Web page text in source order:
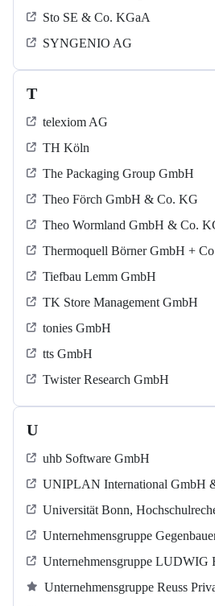
Sto SE & Co. KGaA
SYNGENIO AG
T
telexiom AG
TH Köln
The Packaging Group GmbH
Theo Förch GmbH & Co. KG
Theo Wormland GmbH & Co.
Thermoquell Börner GmbH +
Tiefbau Lemm GmbH
TK Store Management GmbH
tonies GmbH
tts GmbH
Twister Research GmbH
U
uhb Software GmbH
UNIPLAN International GmbH
Universität Bonn,
Unternehmensgruppe
Unternehmensgruppe LUDWIG
Unternehmensgruppe Reuss